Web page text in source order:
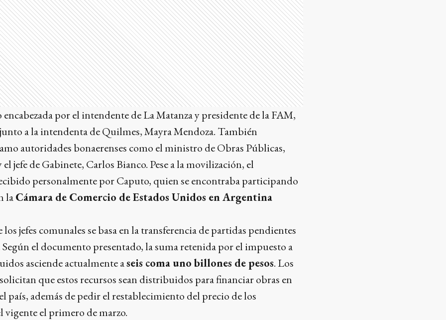
por el intendente de La Matanza y presidente de la FAM,
a la intendenta de Quilmes, Mayra Mendoza. También
autoridades bonaerenses como el ministro de Obras Públicas,
jefe de Gabinete, Carlos Bianco. Pese a la movilización, el
personalmente por Caputo, quien se encontraba participando
laCámara de Comercio de Estados Unidos en Argentina
jefes comunales se basa en la transferencia de partidas pendientes
el documento presentado, la suma retenida por el impuesto a
asciende actualmente aseis coma uno billones de pesos. Los
que estos recursos sean distribuidos para financiar obras en
país, además de pedir el restablecimiento del precio de los
el primero de marzo.